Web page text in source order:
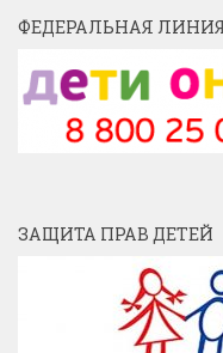
ФЕДЕРАЛЬНАЯ
ЗАЩИТА ПРАВ ДЕТЕЙ